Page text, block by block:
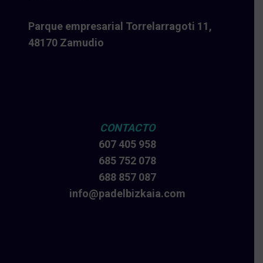
Parque empresarial Torrelarragoti 11,
48170 Zamudio
CONTACTO
607 405 958
685 752 078
688 857 087
info@padelbizkaia.com